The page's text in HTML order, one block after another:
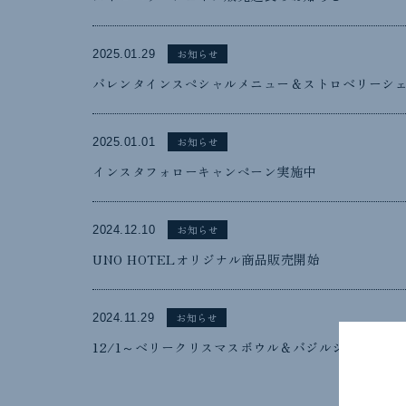
2025.01.29 お知らせ
バレンタインスペシャルメニュー＆ストロベリーシ
2025.01.01 お知らせ
インスタフォローキャンペーン実施中
2024.12.10 お知らせ
UNO HOTELオリジナル商品販売開始
2024.11.29 お知らせ
12/1～ベリークリスマスボウル＆バジルシェイク販売